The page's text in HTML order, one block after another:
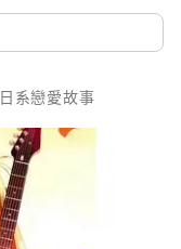
日系戀愛故事